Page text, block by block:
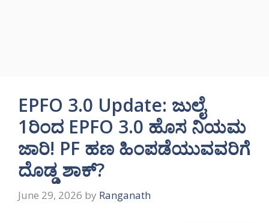
EPFO 3.0 Update: ಜುಲೈ
1ರಿಂದ EPFO 3.0 ಹೊಸ ನಿಯಮ
ಜಾರಿ! PF ಹಣ ಹಿಂಪಡೆಯುವವರಿಗೆ
ದೊಡ್ಡ ಶಾಕ್?
June 29, 2026 by Ranganath